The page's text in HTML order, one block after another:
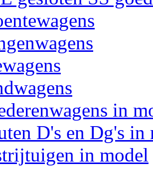
in
D's en Dg's in
in model